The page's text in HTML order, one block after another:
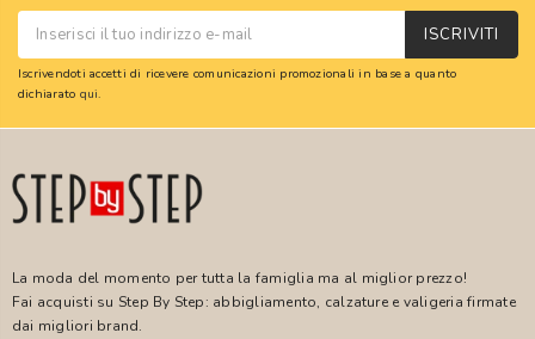
ISCRIVITI
Iscrivendoti accetti di ricevere comunicazioni promozionali in base a quanto
dichiarato qui.
La moda del momento per tutta la famiglia ma al miglior prezzo!
Fai acquisti su Step By Step: abbigliamento, calzature e valigeria firmate
dai migliori brand.